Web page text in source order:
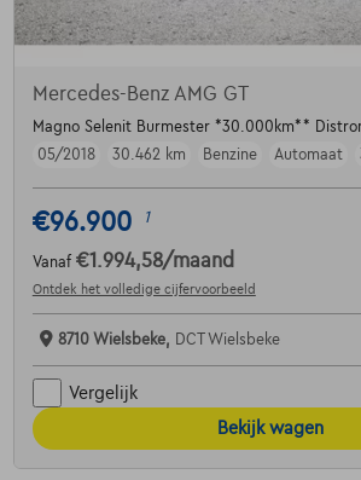
Mercedes-Benz AMG GT
Magno Selenit Burmester *30.000km**
05/2018
30.462 km Benzine Automaat
€96.900 1
Vanaf €1.994,58/maand
Ontdek het volledige cijfervoorbeeld
8710 Wielsbeke, DCT Wielsbeke
Vergelijk
Bekijk wagen